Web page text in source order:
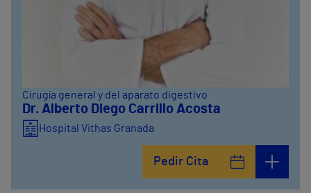
Cirugía general y del aparato digestivo
Dr. Alberto Diego Carrillo Acosta
Hospital Vithas Granada
Pedir Cita